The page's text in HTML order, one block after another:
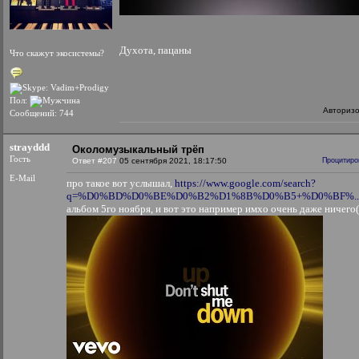
Что скажут экосистемы?
Пол:
Сообщений: 744
Духота, пацаны
strayddd
Гость
E-Mail
Околомузыкальный трёп
Ответ #207 05 сентября 2021, 18:17:50
про такое вот услышал, https://www.google.com/search?
альбом 5го ноября, и вот это например имхо очень даже ничего(